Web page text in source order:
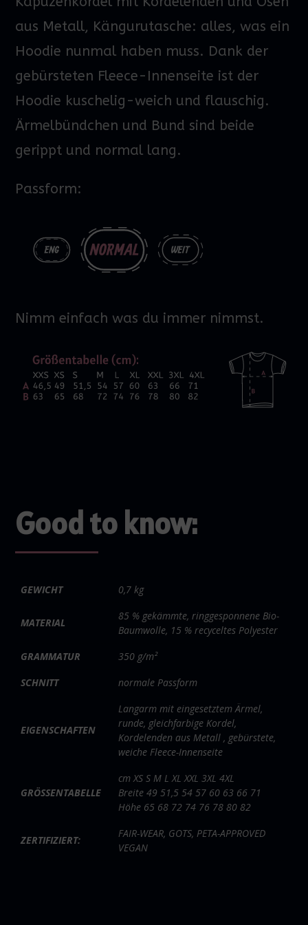
aus Metall, Kängurutasche: alles, was ein
Hoodie nunmal haben muss. Dank der
gebürsteten Fleece-Innenseite ist der
Hoodie kuschelig-weich und flauschig.
Ärmelbündchen und Bund sind beide
gerippt und normal lang.
Passform:
Nimm einfach was du immer nimmst.
Good to know:
GEWICHT 0,7 kg
MATERIAL
85 % gekämmte, ringgesponnene Bio-
Baumwolle, 15 % recyceltes Polyester
GRAMMATUR
350 g/m²
SCHNITT
normale Passform
EIGENSCHAFTEN
Langarm mit eingesetztem Ärmel,
runde, gleichfarbige Kordel,
Kordelenden aus Metall , gebürstete,
weiche Fleece-Innenseite
GRÖSSENTABELLE
cm XS S M L XL XXL 3XL 4XL
Breite 49 51,5 54 57 60 63 66 71
Höhe 65 68 72 74 76 78 80 82
ZERTIFIZIERT:
FAIR-WEAR, GOTS, PETA-APPROVED
VEGAN